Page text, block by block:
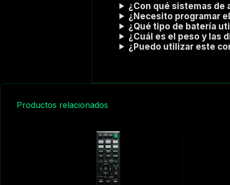
¿Con qué sistemas de
¿Necesito programar
¿Qué tipo de batería
¿Cuál es el peso y las
¿Puedo utilizar este
Productos relacionados